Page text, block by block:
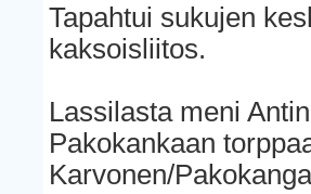
Tapahtui sukujen
kaksoisliitos.
Lassilasta meni
Pakokankaan
Karvonen/